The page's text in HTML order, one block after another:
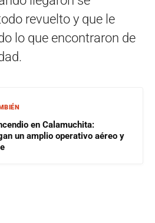
revuelto y que le
lo que encontraron de
en Calamuchita:
un amplio operativo aéreo y